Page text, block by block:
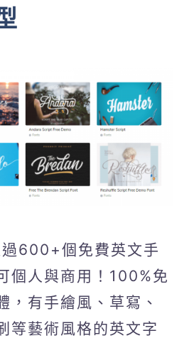
600+個免費英文手
個人與商用！100%免
，有手繪風、草寫、
等藝術風格的英文字